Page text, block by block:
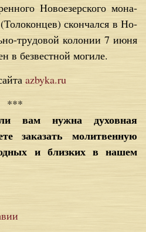
Но­во­е­зер­ско­го мо­на­
скон­чал­ся в Но­
тру­до­вой ко­ло­нии 7 июня
в без­вест­ной мо­ги­ле.
azbyka.ru
***
вам нужна духовная
заказать молитвенную
и близких в нашем